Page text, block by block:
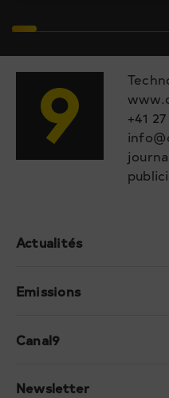
+41
Actualités
Emissions
Canal9
Newsletter